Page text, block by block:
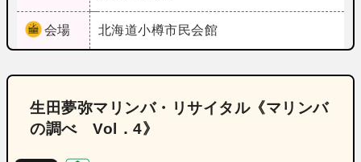
会場 北海道小樽市民会館
生田夢弥マリンバ・リサイタル《マリンバ
の調べ Vol．4》